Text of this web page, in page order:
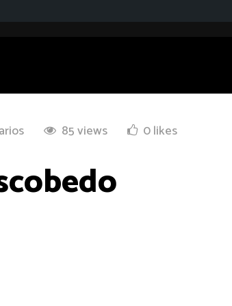
85 views 0 likes